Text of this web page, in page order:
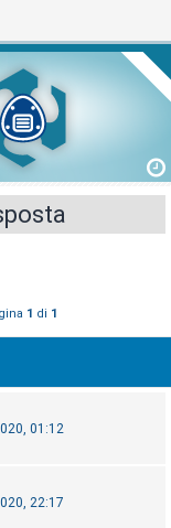
1 di 1
01:12
22:17